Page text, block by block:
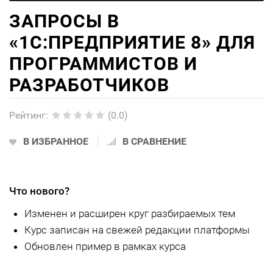
ЗАПРОСЫ В
«1С:ПРЕДПРИЯТИЕ 8» ДЛЯ
ПРОГРАММИСТОВ И
РАЗРАБОТЧИКОВ
Рейтинг: (0.0)
В ИЗБРАННОЕ В СРАВНЕНИЕ
Что нового?
Изменен и расширен круг разбираемых тем
Курс записан на свежей редакции платформы
Обновлен пример в рамках курса